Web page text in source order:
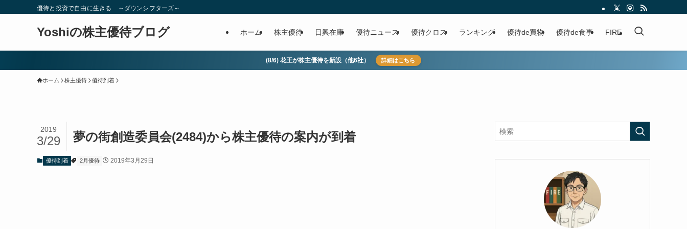
優待と投資で自由に生きる ～ダウンシフターズ～
Yoshiの株主優待ブログ ホーム 株主優待 日興在庫 優待ニュース 優待クロス ランキング 優待de買物 優待de食事 FIRE
(8/6) 花王が株主優待を新設（他6社） 詳細はこちら
ホーム 株主優待 優待到着
夢の街創造委員会(2484)から株主優待の案内が到着
2019
3/29
優待到着 2月優待 2019年3月29日